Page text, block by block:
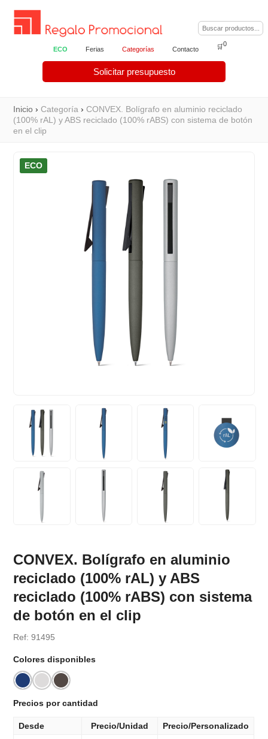
ECO Ferias Categorías Contacto
Solicitar presupuesto
🛒0
Inicio ›Categoría ›CONVEX. Bolígrafo en aluminio reciclado
(100% rAL) y ABS reciclado (100% rABS) con sistema de botón
en el clip
ECO
CONVEX. Bolígrafo en aluminio
reciclado (100% rAL) y ABS
reciclado (100% rABS) con sistema
de botón en el clip
Ref: 91495
Colores disponibles
Precios por cantidad
Desde Precio/Unidad
Precio/Personalizado